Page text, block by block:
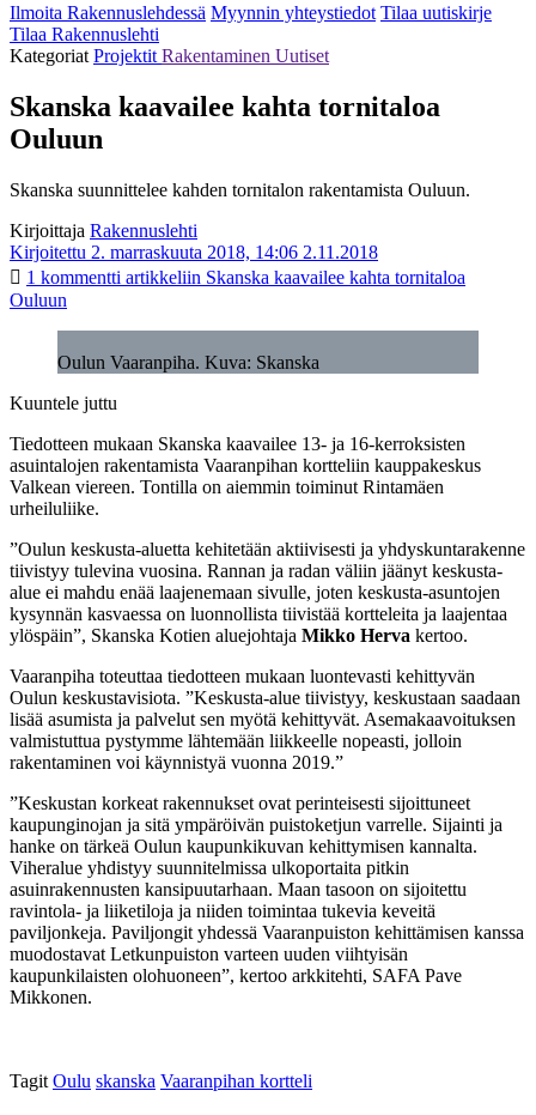
Ilmoita Rakennuslehdessä Myynnin yhteystiedot Tilaa uutiskirje
Tilaa Rakennuslehti
Kategoriat Projektit Rakentaminen Uutiset
Skanska kaavailee kahta tornitaloa
Ouluun
Skanska suunnittelee kahden tornitalon rakentamista Ouluun.
Kirjoittaja Rakennuslehti
Kirjoitettu 2. marraskuuta 2018, 14:06 2.11.2018
1 kommentti artikkeliin Skanska kaavailee kahta tornitaloa
Ouluun
Oulun Vaaranpiha. Kuva: Skanska
Kuuntele juttu
Tiedotteen mukaan Skanska kaavailee 13- ja 16-kerroksisten
asuintalojen rakentamista Vaaranpihan kortteliin kauppakeskus
Valkean viereen. Tontilla on aiemmin toiminut Rintamäen
urheiluliike.
”Oulun keskusta-aluetta kehitetään aktiivisesti ja yhdyskuntarakenne
tiivistyy tulevina vuosina. Rannan ja radan väliin jäänyt keskusta-
alue ei mahdu enää laajenemaan sivulle, joten keskusta-asuntojen
kysynnän kasvaessa on luonnollista tiivistää kortteleita ja laajentaa
ylöspäin”, Skanska Kotien aluejohtaja Mikko Herva kertoo.
Vaaranpiha toteuttaa tiedotteen mukaan luontevasti kehittyvän
Oulun keskustavisiota. ”Keskusta-alue tiivistyy, keskustaan saadaan
lisää asumista ja palvelut sen myötä kehittyvät. Asemakaavoituksen
valmistuttua pystymme lähtemään liikkeelle nopeasti, jolloin
rakentaminen voi käynnistyä vuonna 2019.”
”Keskustan korkeat rakennukset ovat perinteisesti sijoittuneet
kaupunginojan ja sitä ympäröivän puistoketjun varrelle. Sijainti ja
hanke on tärkeä Oulun kaupunkikuvan kehittymisen kannalta.
Viheralue yhdistyy suunnitelmissa ulkoportaita pitkin
asuinrakennusten kansipuutarhaan. Maan tasoon on sijoitettu
ravintola- ja liiketiloja ja niiden toimintaa tukevia keveitä
paviljonkeja. Paviljongit yhdessä Vaaranpuiston kehittämisen kanssa
muodostavat Letkunpuiston varteen uuden viihtyisän
kaupunkilaisten olohuoneen”, kertoo arkkitehti, SAFA Pave
Mikkonen.
Tagit Oulu skanska Vaaranpihan kortteli